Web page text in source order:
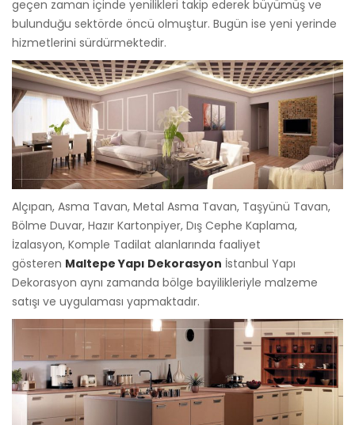
geçen zaman içinde yenilikleri takip ederek büyümüş ve
bulunduğu sektörde öncü olmuştur. Bugün ise yeni yerinde
hizmetlerini sürdürmektedir.
Alçıpan, Asma Tavan, Metal Asma Tavan, Taşyünü Tavan,
Bölme Duvar, Hazır Kartonpiyer, Dış Cephe Kaplama,
İzalasyon, Komple Tadilat alanlarında faaliyet
gösteren Maltepe Yapı Dekorasyon İstanbul Yapı
Dekorasyon aynı zamanda bölge bayilikleriyle malzeme
satışı ve uygulaması yapmaktadır.